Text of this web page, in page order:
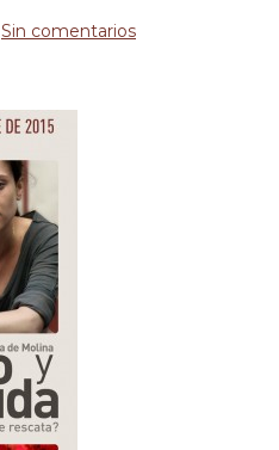
Sin comentarios